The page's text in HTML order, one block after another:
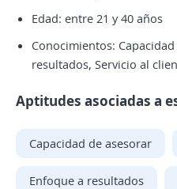
Edad: entre 21 y 40 años
Conocimientos:
resultados, Servicio al
Aptitudes asociadas a
Capacidad de asesorar
Enfoque a resultados